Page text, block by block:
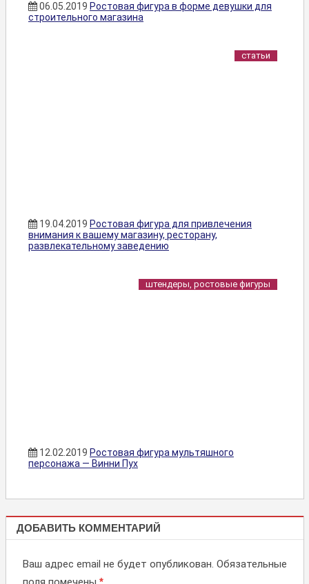
06.05.2019 Ростовая фигура в форме девушки для
строительного магазина
статьи
19.04.2019 Ростовая фигура для привлечения
внимания к вашему магазину, ресторану,
развлекательному заведению
штендеры, ростовые фигуры
12.02.2019 Ростовая фигура мультяшного
персонажа — Винни Пух
ШТЕНДЕРЫ,
РОСТОВЫЕ
ДОБАВИТЬ КОММЕНТАРИЙ
Ваш адрес email не будет опубликован. Обязательные
*